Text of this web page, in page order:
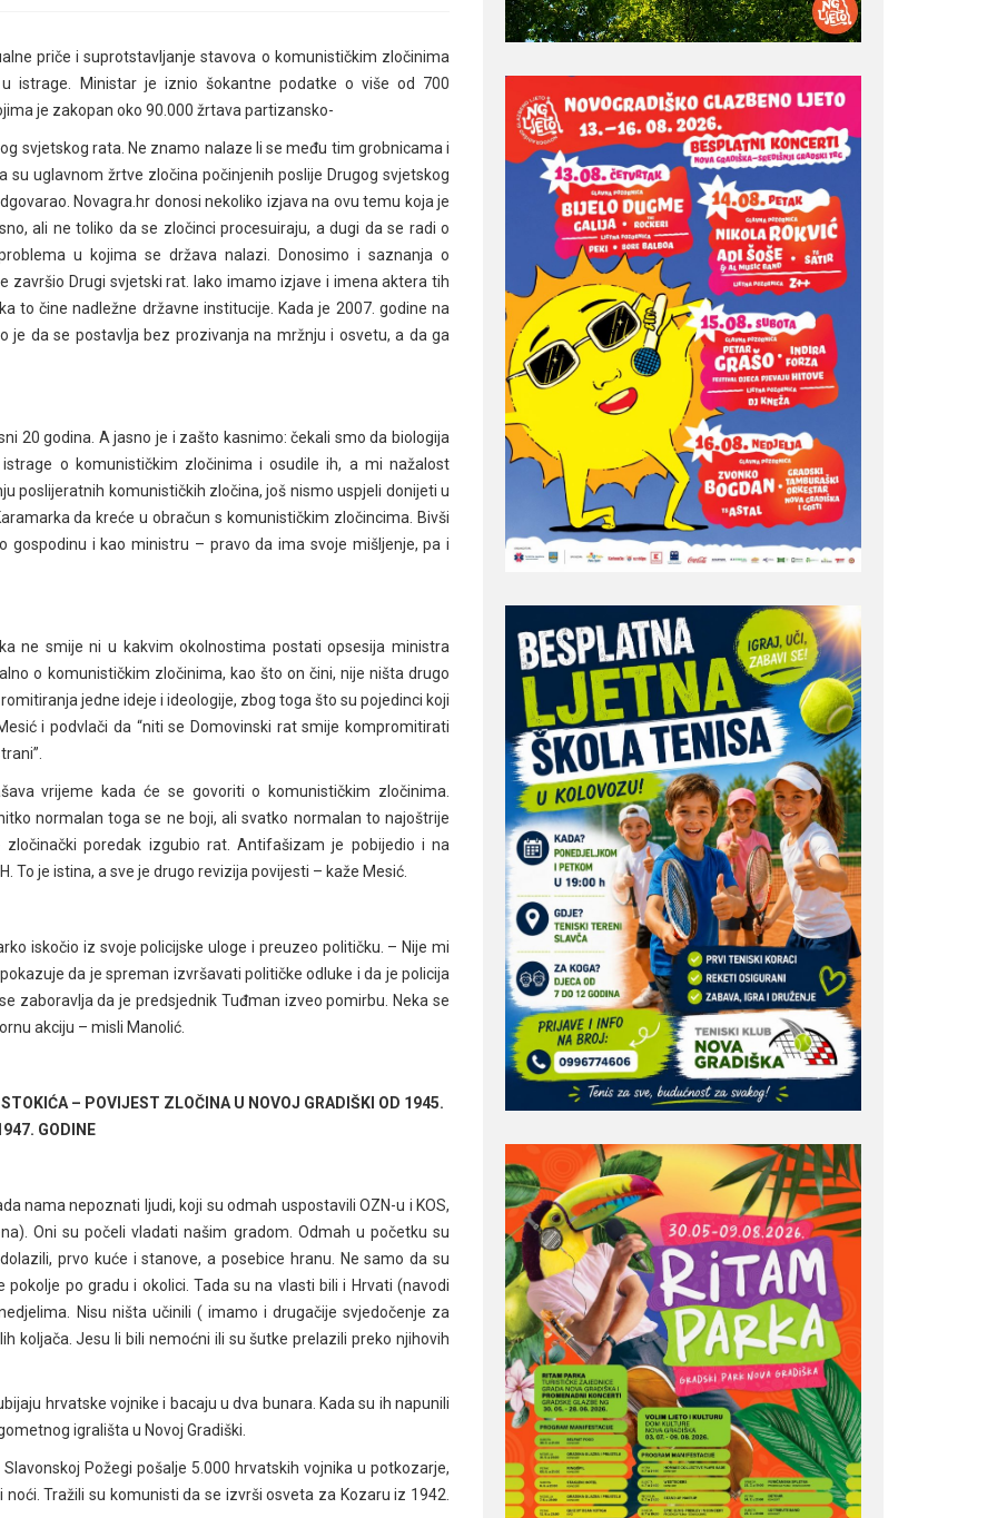
priče i suprotstavljanje stavova o komunističkim zločinima
istrage. Ministar je iznio šokantne podatke o više od 700
je zakopan oko 90.000 žrtava partizansko-
svjetskog rata. Ne znamo nalaze li se među tim grobnicama i
su uglavnom žrtve zločina počinjenih poslije Drugog svjetskog
Novagra.hr donosi nekoliko izjava na ovu temu koja je
ali ne toliko da se zločinci procesuiraju, a dugi da se radi o
u kojima se država nalazi. Donosimo i saznanja o
završio Drugi svjetski rat. Iako imamo izjave i imena aktera tih
to čine nadležne državne institucije. Kada je 2007. godine na
je da se postavlja bez prozivanja na mržnju i osvetu, a da ga
20 godina. A jasno je i zašto kasnimo: čekali smo da biologija
o komunističkim zločinima i osudile ih, a mi nažalost
poslijeratnih komunističkih zločina, još nismo uspjeli donijeti u
da kreće u obračun s komunističkim zločincima. Bivši
gospodinu i kao ministru – pravo da ima svoje mišljenje, pa i
ne smije ni u kakvim okolnostima postati opsesija ministra
o komunističkim zločinima, kao što on čini, nije ništa drugo
jedne ideje i ideologije, zbog toga što su pojedinci koji
i podvlači da “niti se Domovinski rat smije kompromitirati
vrijeme kada će se govoriti o komunističkim zločinima.
normalan toga se ne boji, ali svatko normalan to najoštrije
poredak izgubio rat. Antifašizam je pobijedio i na
To je istina, a sve je drugo revizija povijesti – kaže Mesić.
iskočio iz svoje policijske uloge i preuzeo političku. – Nije mi
da je spreman izvršavati političke odluke i da je policija
zaboravlja da je predsjednik Tuđman izveo pomirbu. Neka se
akciju – misli Manolić.
– POVIJEST ZLOČINA U NOVOJ GRADIŠKI OD 1945.
GODINE
nama nepoznati ljudi, koji su odmah uspostavili OZN-u i KOS,
Oni su počeli vladati našim gradom. Odmah u početku su
prvo kuće i stanove, a posebice hranu. Ne samo da su
po gradu i okolici. Tada su na vlasti bili i Hrvati (navodi
Nisu ništa učinili ( imamo i drugačije svjedočenje za
koljača. Jesu li bili nemoćni ili su šutke prelazili preko njihovih
hrvatske vojnike i bacaju u dva bunara. Kada su ih napunili
igrališta u Novoj Gradiški.
Požegi pošalje 5.000 hrvatskih vojnika u potkozarje,
Tražili su komunisti da se izvrši osveta za Kozaru iz 1942.